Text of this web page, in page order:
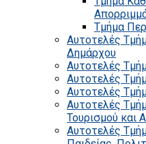
Τμήμα
Αυτοτελές
Δημάρχου
Αυτοτελές
Αυτοτελές
Αυτοτελές
Αυτοτελές
Τουρισμού και
Αυτοτελές